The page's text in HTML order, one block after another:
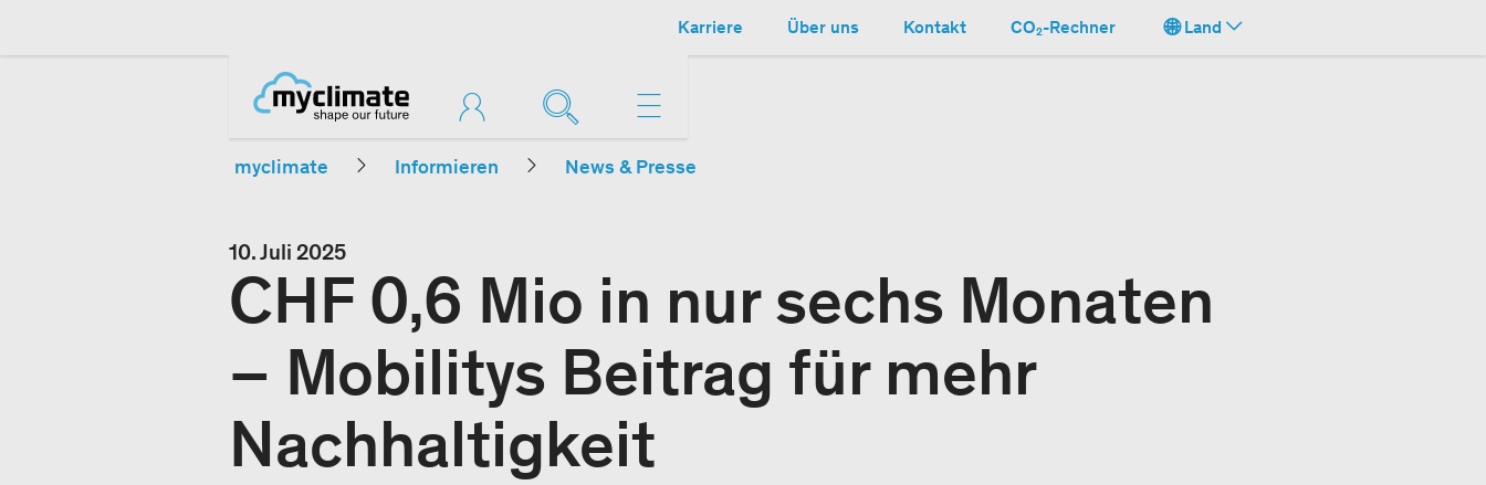
Karriere Über uns Kontakt CO₂-Rechner Land
myclimate Informieren News & Presse
10. Juli 2025
CHF 0,6 Mio in nur sechs Monaten
– Mobilitys Beitrag für mehr
Nachhaltigkeit